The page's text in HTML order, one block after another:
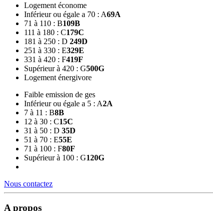
Logement économe
Inférieur ou égale a 70 : A69A
71 à 110 : B109B
111 à 180 : C179C
181 à 250 : D 249D
251 à 330 : E329E
331 à 420 : F419F
Supérieur à 420 : G500G
Logement énergivore
Faible emission de ges
Inférieur ou égale a 5 : A2A
7 à 11 : B8B
12 à 30 : C15C
31 à 50 : D 35D
51 à 70 : E55E
71 à 100 : F80F
Supérieur à 100 : G120G
Nous contactez
A propos